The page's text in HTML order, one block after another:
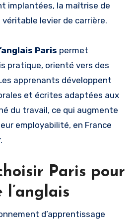
implantées, la maîtrise de
véritable levier de carrière.
Paris permet
pratique, orienté vers des
apprenants développent
et écrites adaptées aux
du travail, ce qui augmente
employabilité, en France
Paris pour
l’anglais
d’apprentissage